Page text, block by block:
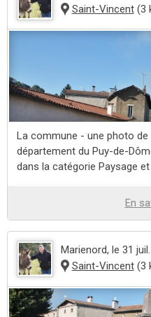
Saint-Vincent(3
La commune - une photo
département du Puy-de-
dans la catégorie Paysage
En
Marienord, le 31
Saint-Vincent(3